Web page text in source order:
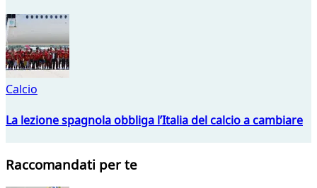
Calcio
La lezione spagnola obbliga l’Italia del calcio a cambiare
Raccomandati per te